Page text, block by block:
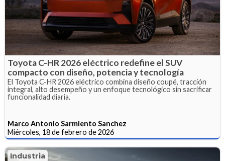
Toyota C-HR 2026 eléctrico redefine el SUV
compacto con diseño, potencia y tecnología
El Toyota C-HR 2026 eléctrico combina diseño coupé, tracción
integral, alto desempeño y un enfoque tecnológico sin sacrificar
funcionalidad diaria.
Marco Antonio Sarmiento Sanchez
Miércoles, 18 de febrero de 2026
Industria